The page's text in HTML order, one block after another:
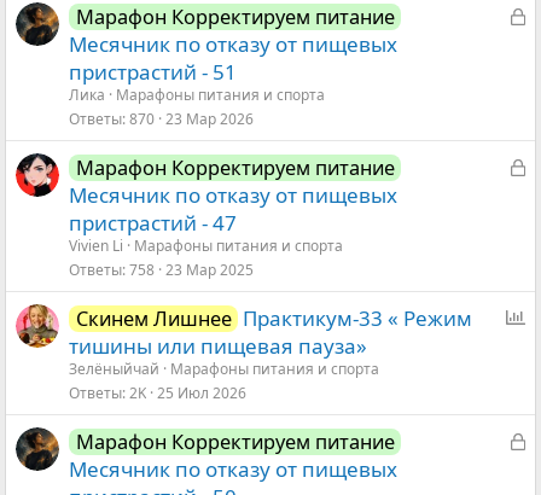
З
т
а
Марафон Корректируем питание
Месячник по отказу от пищевых
пристрастий - 51
Ликa
Марафоны питания и спорта
Ответы 870 23 Мар 2026
З
т
а
Марафон Корректируем питание
Месячник по отказу от пищевых
пристрастий - 47
Vivien Li
Марафоны питания и спорта
Ответы 758 23 Мар 2025
О
с
Скинем Лишнее Практикум-33 « Режим
тишины или пищевая пауза»
Зелёныйчай
Марафоны питания и спорта
Ответы 2K 25 Июл 2026
З
Марафон Корректируем питание
Месячник по отказу от пищевых